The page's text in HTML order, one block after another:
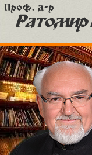
Skip to content